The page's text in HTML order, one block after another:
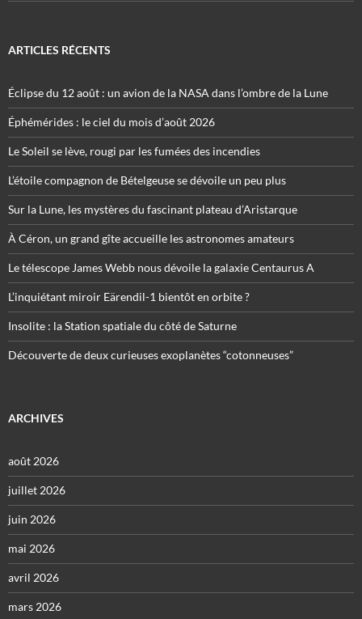
ARTICLES RÉCENTS
Éclipse du 12 août : un avion de la NASA dans l’ombre de la Lune
Éphémérides : le ciel du mois d’août 2026
Le Soleil se lève, rougi par les fumées des incendies
L’étoile compagnon de Bételgeuse se dévoile un peu plus
Sur la Lune, les mystères du fascinant plateau d’Aristarque
À Céron, un grand gîte accueille les astronomes amateurs
Le télescope James Webb nous dévoile la galaxie Centaurus A
L’inquiétant miroir Eärendil-1 bientôt en orbite ?
Insolite : la Station spatiale du côté de Saturne
Découverte de deux curieuses exoplanètes “cotonneuses”
ARCHIVES
août 2026
juillet 2026
juin 2026
mai 2026
avril 2026
mars 2026